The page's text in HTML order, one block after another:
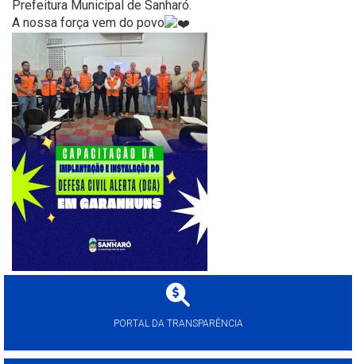
Prefeitura Municipal de Sanharó.
A nossa força vem do povo
PORTAL DA TRANSPARÊNCIA